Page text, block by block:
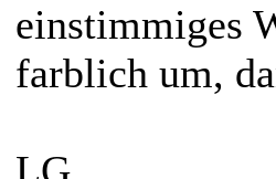
einstimmiges
farblich um,